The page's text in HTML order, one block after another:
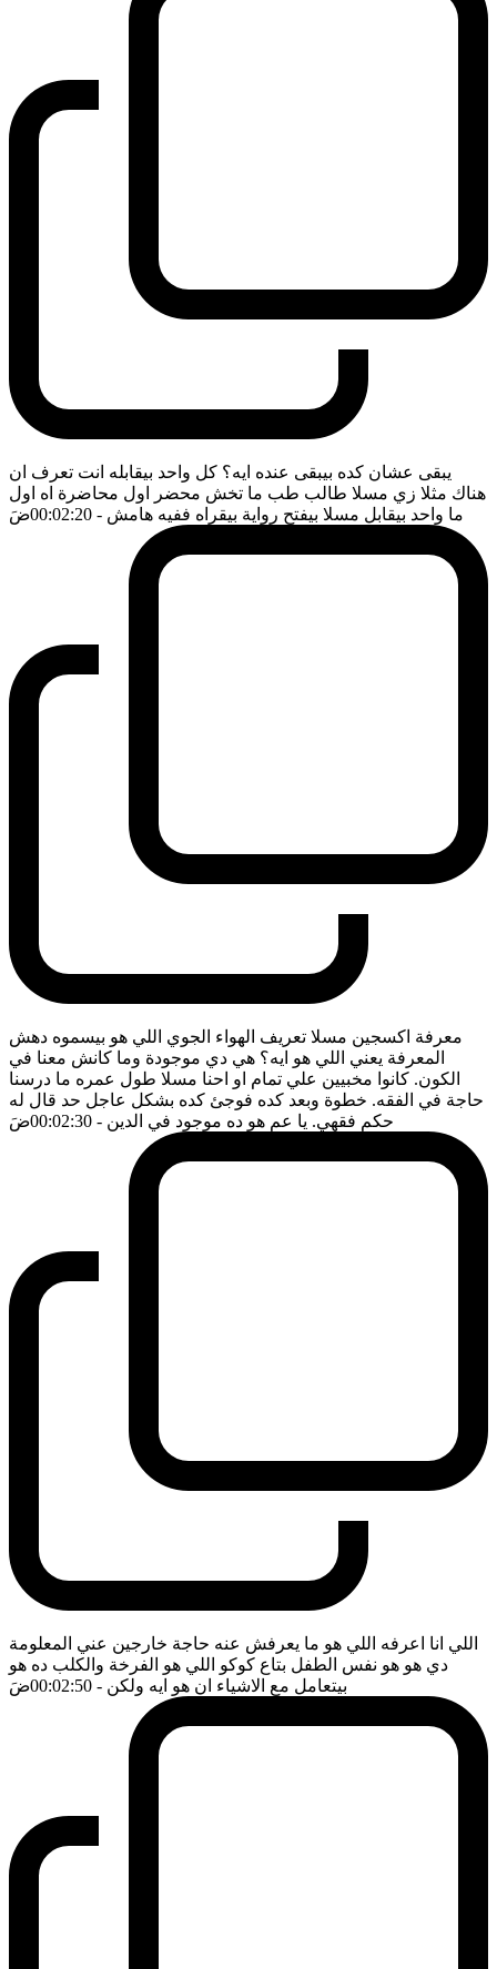
يبقى عشان كده بيبقى عنده ايه؟ كل واحد بيقابله انت تعرف ان
هناك مثلا زي مسلا طالب طب ما تخش محضر اول محاضرة اه اول
ما واحد بيقابل مسلا بيفتح رواية بيقراه ففيه هامش - 00:02:20 ضَ
معرفة اكسجين مسلا تعريف الهواء الجوي اللي هو بيسموه دهش
المعرفة يعني اللي هو ايه؟ هي دي موجودة وما كانش معنا في
الكون. كانوا مخبيين علي تمام او احنا مسلا طول عمره ما درسنا
حاجة في الفقه. خطوة وبعد كده فوجئ كده بشكل عاجل حد قال له
حكم فقهي. يا عم هو ده موجود في الدين - 00:02:30 ضَ
اللي انا اعرفه اللي هو ما يعرفش عنه حاجة خارجين عني المعلومة
دي هو هو نفس الطفل بتاع كوكو اللي هو الفرخة والكلب ده هو
بيتعامل مع الاشياء ان هو ايه ولكن - 00:02:50 ضَ